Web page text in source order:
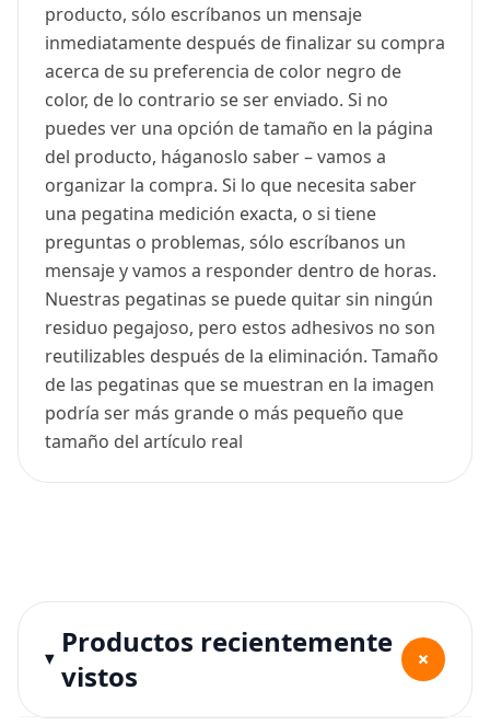
producto, sólo escríbanos un mensaje
inmediatamente después de finalizar su compra
acerca de su preferencia de color negro de
color, de lo contrario se ser enviado. Si no
puedes ver una opción de tamaño en la página
del producto, háganoslo saber – vamos a
organizar la compra. Si lo que necesita saber
una pegatina medición exacta, o si tiene
preguntas o problemas, sólo escríbanos un
mensaje y vamos a responder dentro de horas.
Nuestras pegatinas se puede quitar sin ningún
residuo pegajoso, pero estos adhesivos no son
reutilizables después de la eliminación. Tamaño
de las pegatinas que se muestran en la imagen
podría ser más grande o más pequeño que
tamaño del artículo real
Productos recientemente
vistos
+